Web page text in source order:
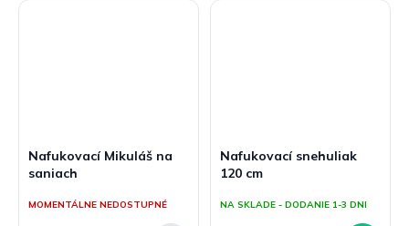
Nafukovací Mikuláš na
saniach
MOMENTÁLNE NEDOSTUPNÉ
Nafukovací snehuliak
120 cm
NA SKLADE - DODANIE 1-3 DNI